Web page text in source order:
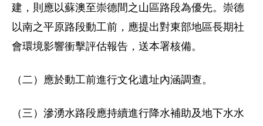
建，則應以蘇澳至崇德間之山區路段為優先。崇德
以南之平原路段動工前，應提出對東部地區長期社
會環境影響衝擊評估報告，送本署核備。
（二）應於動工前進行文化遺址內涵調查。
（三）滲湧水路段應持續進行降水補助及地下水水